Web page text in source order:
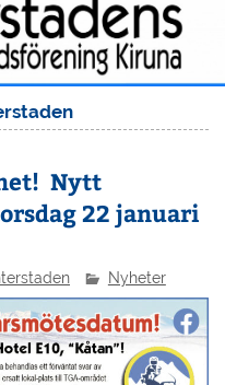
Nytt
22 januari
Nyheter